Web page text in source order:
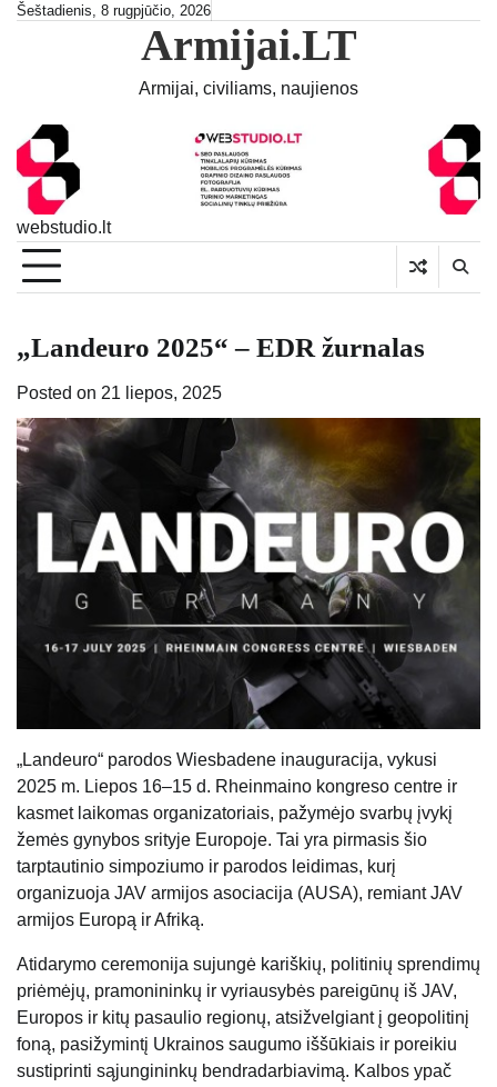
SkipŠeštadienis, 8 rugpjūčio, 2026
Armijai.LT
Armijai, civiliams, naujienos
webstudio.lt
„Landeuro 2025“ – EDR žurnalas
Posted on 21 liepos, 2025
„Landeuro“ parodos Wiesbadene inauguracija, vykusi
2025 m. Liepos 16–15 d. Rheinmaino kongreso centre ir
kasmet laikomas organizatoriais, pažymėjo svarbų įvykį
žemės gynybos srityje Europoje. Tai yra pirmasis šio
tarptautinio simpoziumo ir parodos leidimas, kurį
organizuoja JAV armijos asociacija (AUSA), remiant JAV
armijos Europą ir Afriką.
Atidarymo ceremonija sujungė kariškių, politinių sprendimų
priėmėjų, pramonininkų ir vyriausybės pareigūnų iš JAV,
Europos ir kitų pasaulio regionų, atsižvelgiant į geopolitinį
foną, pasižymintį Ukrainos saugumo iššūkiais ir poreikiu
sustiprinti sąjungininkų bendradarbiavimą. Kalbos ypač